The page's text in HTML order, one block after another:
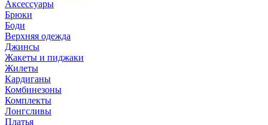
Аксессуары
Брюки
Боди
Верхняя одежда
Джинсы
Жакеты и пиджаки
Жилеты
Кардиганы
Комбинезоны
Комплекты
Лонгсливы
Платья